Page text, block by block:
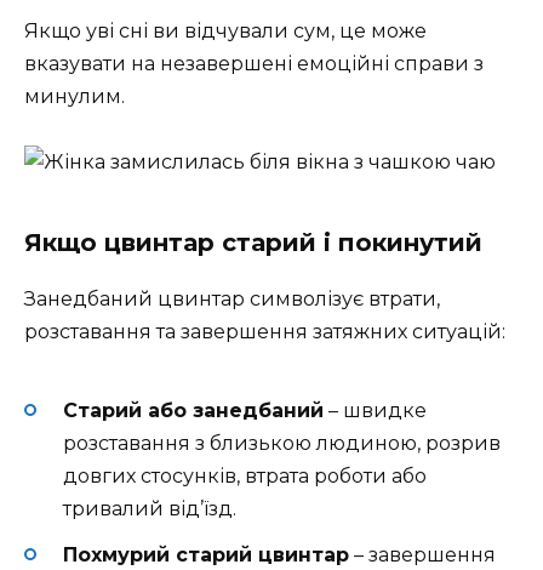
Якщо уві сні ви відчували сум, це може
вказувати на незавершені емоційні справи з
минулим.
Якщо цвинтар старий і покинутий
Занедбаний цвинтар символізує втрати,
розставання та завершення затяжних ситуацій:
Старий або занедбаний – швидке
розставання з близькою людиною, розрив
довгих стосунків, втрата роботи або
тривалий від’їзд.
Похмурий старий цвинтар – завершення